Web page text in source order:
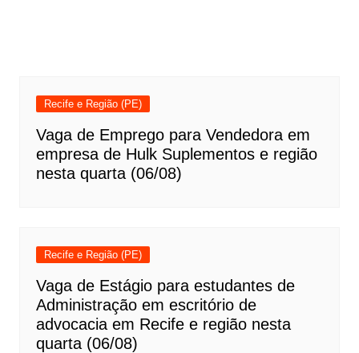
Recife e Região (PE)
Vaga de Emprego para Vendedora em
empresa de Hulk Suplementos e região
nesta quarta (06/08)
Recife e Região (PE)
Vaga de Estágio para estudantes de
Administração em escritório de
advocacia em Recife e região nesta
quarta (06/08)